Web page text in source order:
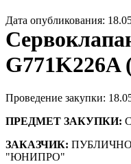
Дата опубликования:
G771K226A
Проведение закупки:
ПРЕДМЕТ ЗАКУПКИ:
ЗАКАЗЧИК:
"ЮНИПРО"